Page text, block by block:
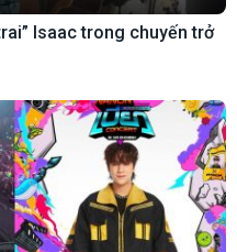
Isaac trong chuyến trở